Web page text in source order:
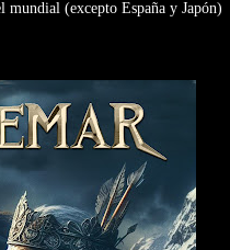
(excepto España y Japón)